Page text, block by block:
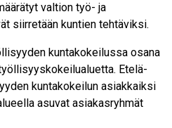
valtion työ- ja
siirretään kuntien tehtäviksi.
kuntakokeilussa osana
Etelä-
kuntakokeilun asiakkaiksi
asuvat asiakasryhmät